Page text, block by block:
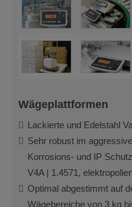
Wägeplattformen
Lackierte und Edelstahl
Sehr robust im
Korrosions- und IP
V4A | 1.4571,
Optimal abgestimmt auf
Wägebereiche von 3 kg